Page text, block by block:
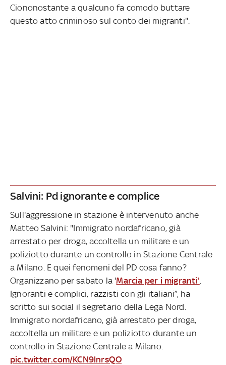
Ciononostante a qualcuno fa comodo buttare
questo atto criminoso sul conto dei migranti".
Salvini: Pd ignorante e complice
Sull'aggressione in stazione è intervenuto anche
Matteo Salvini: "Immigrato nordafricano, già
arrestato per droga, accoltella un militare e un
poliziotto durante un controllo in Stazione Centrale
a Milano. E quei fenomeni del PD cosa fanno?
Organizzano per sabato la 'Marcia per i migranti'
Ignoranti e complici, razzisti con gli italiani”, ha
scritto sui social il segretario della Lega Nord.
Immigrato nordafricano, già arrestato per droga,
accoltella un militare e un poliziotto durante un
controllo in Stazione Centrale a Milano.
pic.twitter.com/KCN9lnrsQO